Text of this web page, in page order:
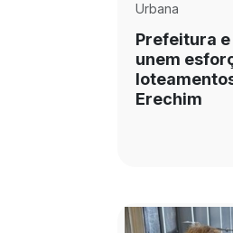
Urbana
Prefeitura
unem
Erechim